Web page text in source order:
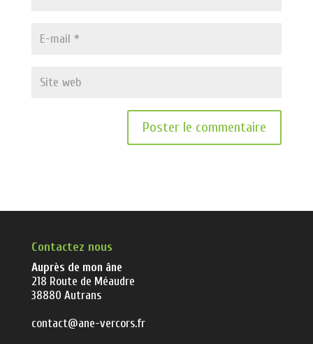
Contactez nous
Auprès de mon âne
218 Route de Méaudre
38880 Autrans
contact@ane-vercors.fr